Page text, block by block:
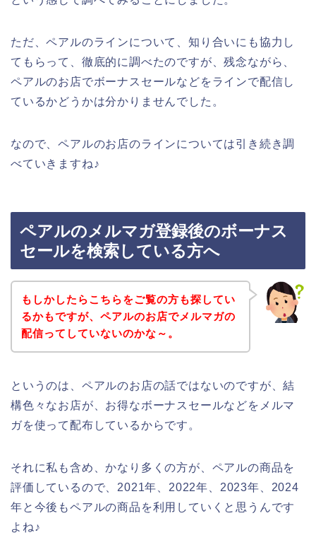
ただ、ペアルのラインについて、知り合いにも協力し
てもらって、徹底的に調べたのですが、残念ながら、
ペアルのお店でボーナスセールなどをラインで配信し
ているかどうかは分かりませんでした。
なので、ペアルのお店のラインについては引き続き調
べていきますね♪
ペアルのメルマガ登録後のボーナス
セールを検索している方へ
もしかしたらこちらをご覧の方も探してい
るかもですが、ペアルのお店でメルマガの
配信ってしていないのかな～。
というのは、ペアルのお店の話ではないのですが、結
構色々なお店が、お得なボーナスセールなどをメルマ
ガを使って配布しているからです。
それに私も含め、かなり多くの方が、ペアルの商品を
評価しているので、2021年、2022年、2023年、2024
年と今後もペアルの商品を利用していくと思うんです
よね♪